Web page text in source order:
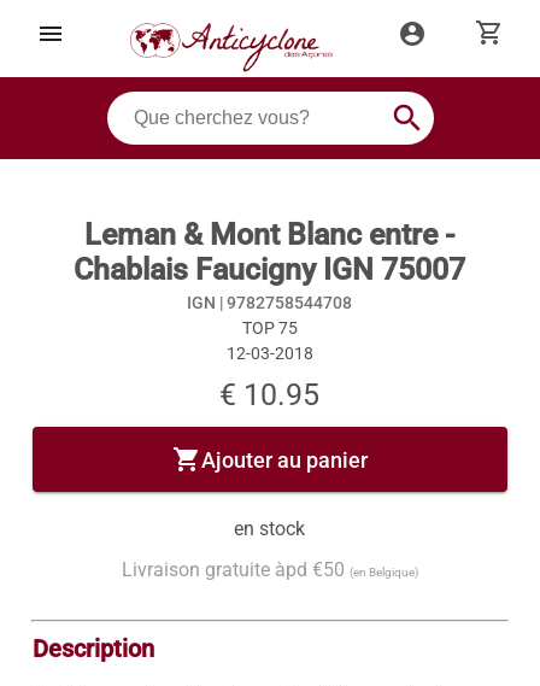
menu account_circle shopping_cart
search
Leman & Mont Blanc entre -
Chablais Faucigny IGN 75007
IGN |9782758544708
TOP 75
12-03-2018
€ 10.95
shopping_cartAjouter au panier
en stock
Livraison gratuite àpd €50 (en Belgique)
Description